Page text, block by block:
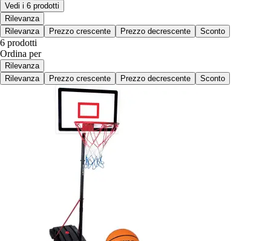
Vedi i 6 prodotti
Rilevanza
Rilevanza
Prezzo crescente Prezzo decrescente Sconto
6 prodotti
Ordina per
Rilevanza
Rilevanza
Prezzo crescente Prezzo decrescente Sconto